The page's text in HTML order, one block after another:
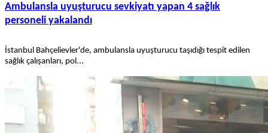
Ambulansla uyuşturucu sevkiyatı yapan 4 sağlık
personeli yakalandı
İstanbul Bahçelievler'de, ambulansla uyuşturucu taşıdığı tespit edilen
sağlık çalışanları, pol...